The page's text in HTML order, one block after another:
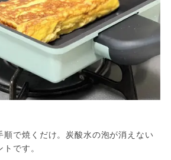
順で焼くだけ。炭酸水の泡が消えない
です。